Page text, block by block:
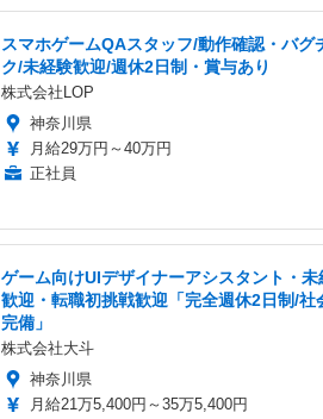
スマホゲームQAスタッフ/動作確認・バグ
ク/未経験歓迎/週休2日制・賞与あり
株式会社LOP
神奈川県
月給29万円～40万円
正社員
ゲーム向けUIデザイナーアシスタント・未
歓迎・転職初挑戦歓迎「完全週休2日制/社
完備」
株式会社大斗
神奈川県
月給21万5,400円～35万5,400円